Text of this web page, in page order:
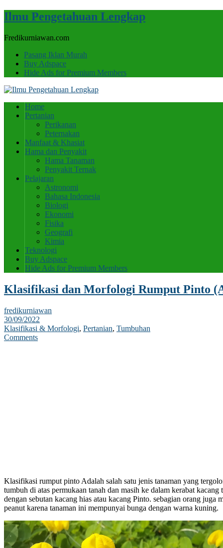
Ilmu Pengetahuan Lengkap
Fredikurniawan.com
Pasang Iklan Murah
Buy Adspace
Hide Ads for Premium Members
Home
Pertanian
Perikanan
Peternakan
Manfaat & Khasiat
Hama dan Penyakit
Hama Tanaman
Penyakit Ternak
Pelajaran
Astronomi
Bahasa Indonesia
Biologi
Ekonomi
Fisika
Geografi
Kimia
Teknologi
Buy Adspace
Hide Ads for Premium Members
Klasifikasi dan Morfologi Rumput Pinto
fredikurniawan
30/09/2022
Klasifikasi & Morfologi, Pertanian, Tumbuhan
Comments
Klasifikasi rumput pinto Adalah salah satu jenis tanaman yang
tumbuh di atas permukaan tanah dan masih ke dalam kerabat
dengan sebutan kacang hias atau kacang Pinto. sebagian orang juga
peanut karena tanaman ini mempunyai bunga dengan warna kuning.